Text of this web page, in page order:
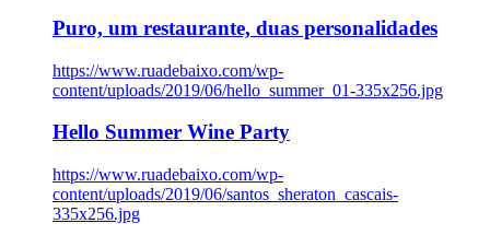
Puro, um restaurante, duas personalidades
https://www.ruadebaixo.com/wp-
content/uploads/2019/06/hello_summer_01-335x256.jpg
Hello Summer Wine Party
https://www.ruadebaixo.com/wp-
content/uploads/2019/06/santos_sheraton_cascais-
335x256.jpg